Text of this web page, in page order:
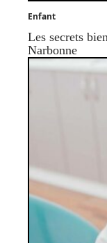
Enfant
Les secrets
Narbonne